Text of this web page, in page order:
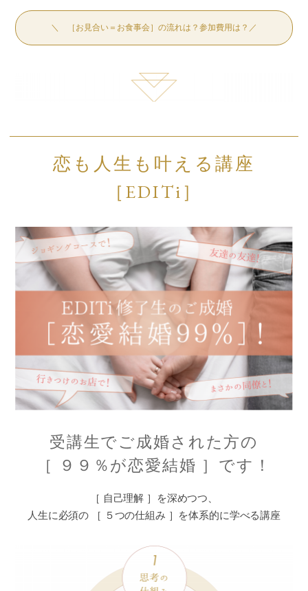
＼ ［お見合い＝お食事会］の流れは？参加費用は？／
恋も人生も叶える講座
［EDITi］
受講生でご成婚された方の
［ ９９％が恋愛結婚 ］です！
［ 自己理解 ］を深めつつ、
人生に必須の ［ ５つの仕組み ］を体系的に学べる講座